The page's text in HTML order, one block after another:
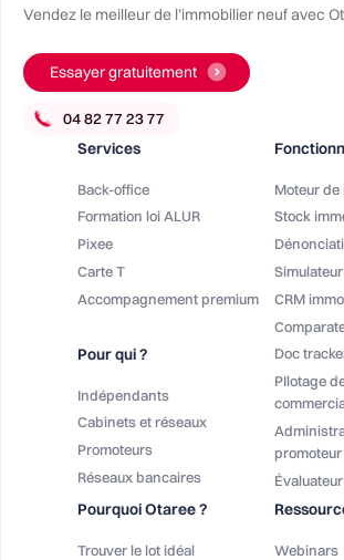
Vendez le meilleur de l’immobilier neuf avec
Essayer gratuitement
Services
Back-office
Formation loi ALUR
Pixee
Carte T
Accompagnement premium
Pour qui ?
Indépendants
Cabinets et réseaux
Promoteurs
Réseaux bancaires
Moteur
Stock
Simulateur
CRM
Doc
PIlotage
promoteur
Pourquoi Otaree ?
Trouver le lot idéal
Webinars